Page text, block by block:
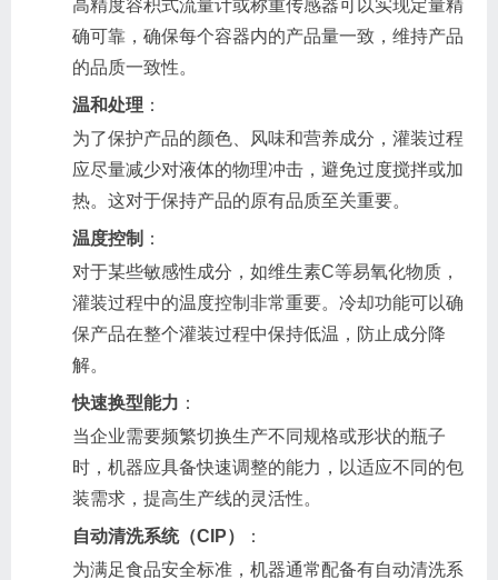
高精度容积式流量计或称重传感器可以实现定量精
确可靠，确保每个容器内的产品量一致，维持产品
的品质一致性。
温和处理 ：
为了保护产品的颜色、风味和营养成分，灌装过程
应尽量减少对液体的物理冲击，避免过度搅拌或加
热。这对于保持产品的原有品质至关重要。
温度控制 ：
对于某些敏感性成分，如维生素C等易氧化物质，
灌装过程中的温度控制非常重要。冷却功能可以确
保产品在整个灌装过程中保持低温，防止成分降
解。
快速换型能力 ：
当企业需要频繁切换生产不同规格或形状的瓶子
时，机器应具备快速调整的能力，以适应不同的包
装需求，提高生产线的灵活性。
自动清洗系统（CIP）
：
为满足食品安全标准，机器通常配备有自动清洗系